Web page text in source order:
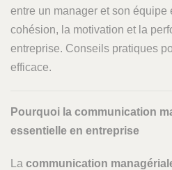
entre un manager et son équipe
cohésion, la motivation et la
entreprise. Conseils pratiques
efficace.
Pourquoi la communication
essentielle en entreprise
La communication